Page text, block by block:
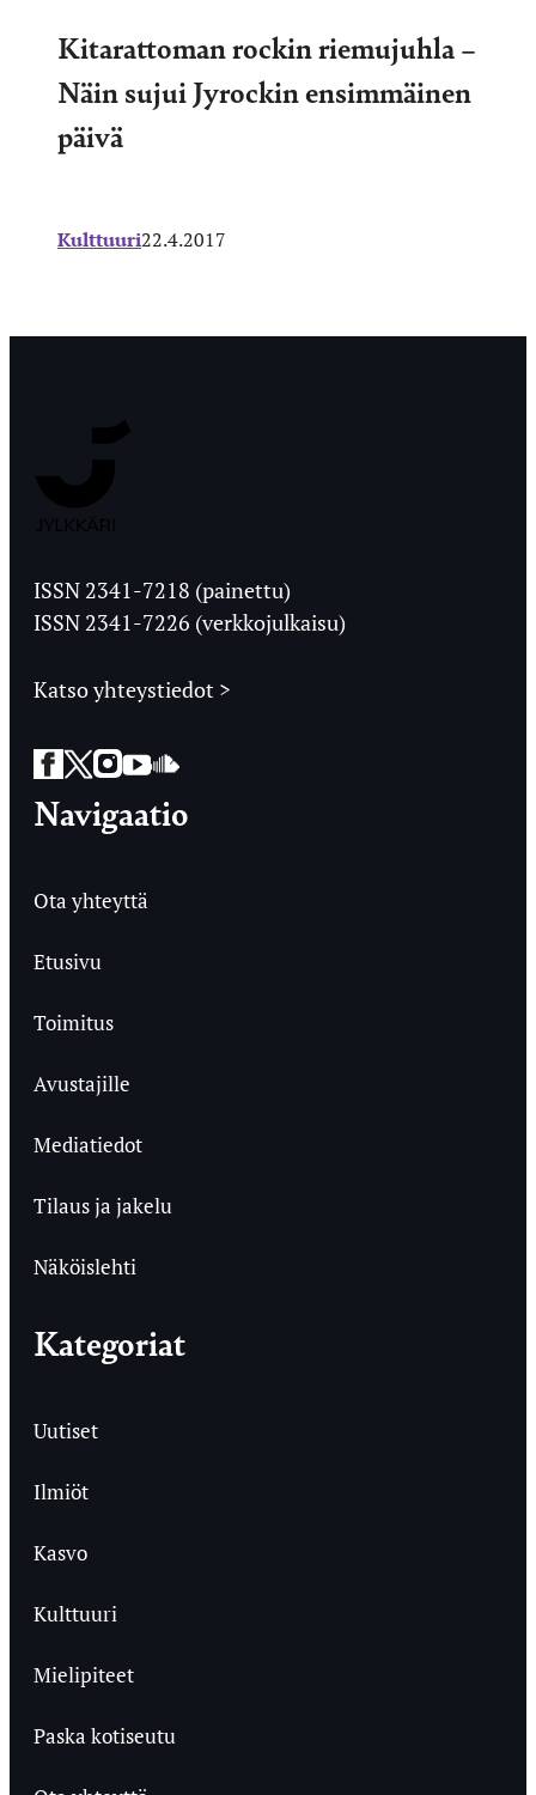
Kitarattoman rockin riemujuhla –
Näin sujui Jyrockin ensimmäinen
päivä
Kulttuuri22.4.2017
Ylioppilaslehti
ISSN 2341-7218 (painettu)
ISSN 2341-7226 (verkkojulkaisu)
Katso yhteystiedot >
Facebook
Twitter
Instagram
YouTube
SoundCloud
Navigaatio
Ota yhteyttä
Etusivu
Toimitus
Avustajille
Mediatiedot
Tilaus ja jakelu
Näköislehti
Kategoriat
Uutiset
Ilmiöt
Kasvo
Kulttuuri
Mielipiteet
Paska kotiseutu